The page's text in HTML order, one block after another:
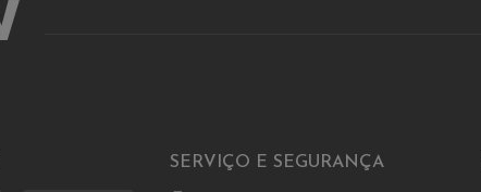
SERVIÇO E SEGURANÇA